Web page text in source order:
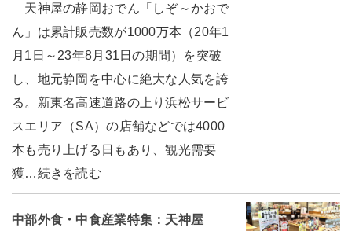
天神屋の静岡おでん「しぞ～かおで
ん」は累計販売数が1000万本（20年1
月1日～23年8月31日の期間）を突破
し、地元静岡を中心に絶大な人気を誇
る。新東名高速道路の上り浜松サービ
スエリア（SA）の店舗などでは4000
本も売り上げる日もあり、観光需要
獲…続きを読む
中部外食・中食産業特集：天神屋